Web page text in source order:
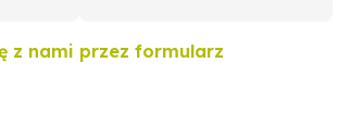
z nami przez formularz